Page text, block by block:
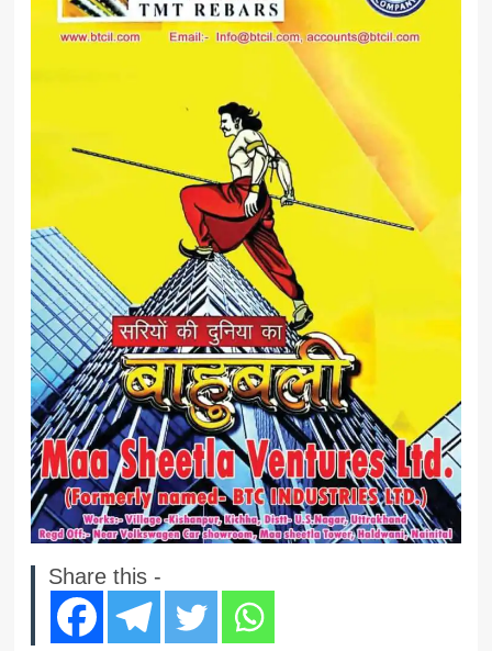
Share this -